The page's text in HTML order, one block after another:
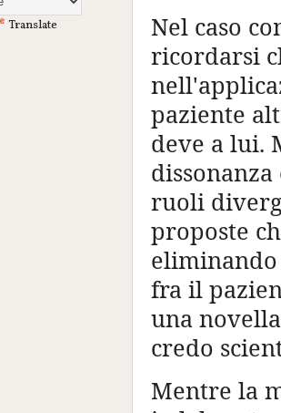
Nel caso
ricordarsi
paziente
deve a lui.
ruoli
proposte
fra il
una
credo
Mentre la
Translate